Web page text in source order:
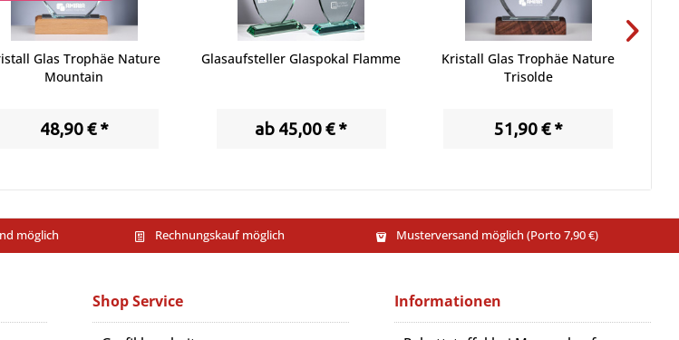
Glas Trophäe Nature
Mountain
48,90 € *
Glasaufsteller Glaspokal Flamme
ab 45,00 € *
Kristall Glas Trophäe Nature
Trisolde
51,90 € *
möglich Rechnungskauf möglich Musterversand möglich (Porto 7,90 €)
Shop Service Informationen